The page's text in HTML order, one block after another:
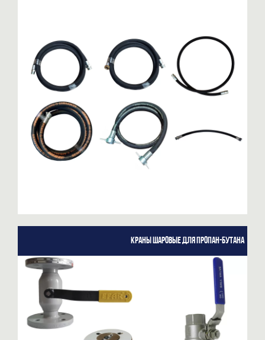
Краны шаровые для пропан-бутана